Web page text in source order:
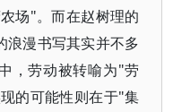
场"。而在赵树理的
浪漫书写其实并不多
，劳动被转喻为"劳
的可能性则在于"集